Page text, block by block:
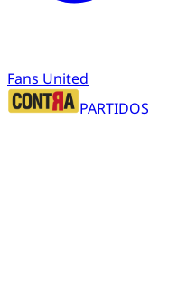
Fans United
PARTIDOS